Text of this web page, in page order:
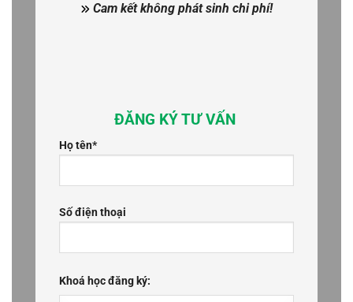
Cam kết không phát sinh chi phí!
ĐĂNG KÝ TƯ VẤN
Họ tên*
Số điện thoại
Khoá học đăng ký: